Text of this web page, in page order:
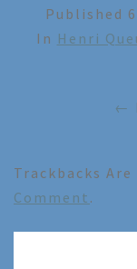
Published
In Henri
←
Trackbacks Are
Comment .